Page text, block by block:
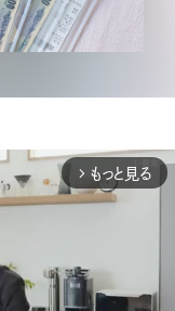
arrow_forward_ios もっと見る